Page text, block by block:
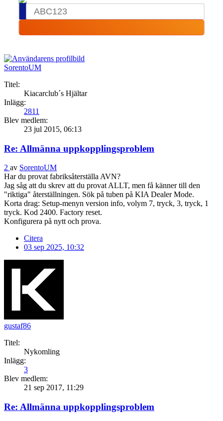
SorentoUM
Titel:
Kiacarclub´s Hjältar
Inlägg:
2811
Blev medlem:
23 jul 2015, 06:13
Re: Allmänna uppkopplingsproblem
2 av SorentoUM
Har du provat fabriksåterställa AVN?
Jag såg att du skrev att du provat ALLT, men få känner till den
"riktiga" återställningen. Sök på tuben på KIA Dealer Mode.
Korta drag: Setup-menyn version info, volym 7, tryck, 3, tryck, 1
tryck. Kod 2400. Factory reset.
Konfigurera på nytt och prova.
Citera
03 sep 2025, 10:32
gustaf86
Titel:
Nykomling
Inlägg:
3
Blev medlem:
21 sep 2017, 11:29
Re: Allmänna uppkopplingsproblem